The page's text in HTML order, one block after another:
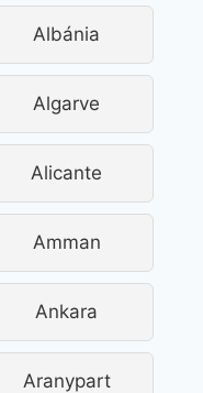
Albánia
Algarve
Alicante
Amman
Ankara
Aranypart